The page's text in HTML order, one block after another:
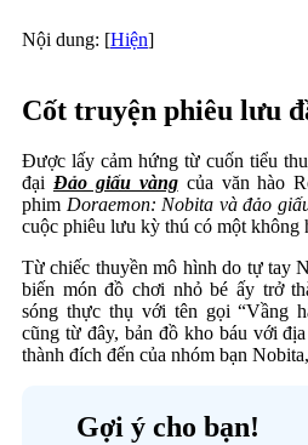
Nội dung: [Hiện]
Cốt truyện phiêu lưu
Được lấy cảm hứng từ cuốn tiểu
đại Đảo giấu vàngcủa văn hào
phim Doraemon: Nobita và đảo
cuộc phiêu lưu kỳ thú có một không
Từ chiếc thuyền mô hình do tự tay
biến món đồ chơi nhỏ bé ấy trở
sóng thực thụ với tên gọi “Vầng
cũng từ đây, bản đồ kho báu với
thành đích đến của nhóm bạn
Gợi ý cho bạn!